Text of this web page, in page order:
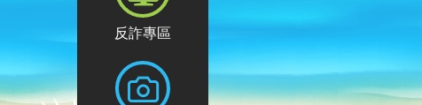
反詐專區
反詐專區